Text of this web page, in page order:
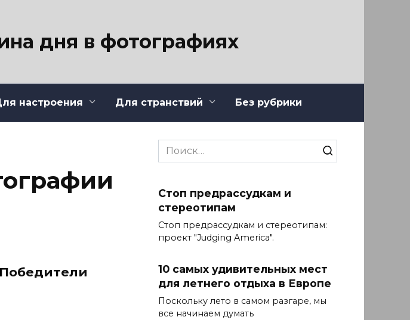
дня в фотографиях
настроения Для странствий Без рубрики
Search
for:
Стоп предрассудкам и
стереотипам
Стоп предрассудкам и стереотипам:
проект "Judging America".
10 самых удивительных мест
для летнего отдыха в Европе
Поскольку лето в самом разгаре, мы
все начинаем думать